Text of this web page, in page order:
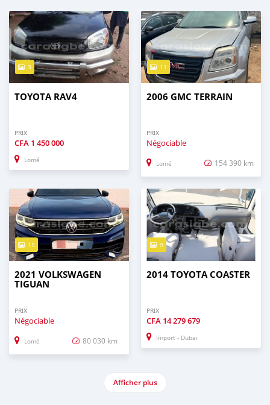
3
TOYOTA RAV4
PRIX
CFA 1 450 000
Lomé
11
2006 GMC TERRAIN
PRIX
Négociable
Lomé 154 390 km
15
2021 VOLKSWAGEN
TIGUAN
PRIX
Négociable
Lomé 80 030 km
9
2014 TOYOTA COASTER
PRIX
CFA 14 279 679
Import - Dubai
Afficher plus